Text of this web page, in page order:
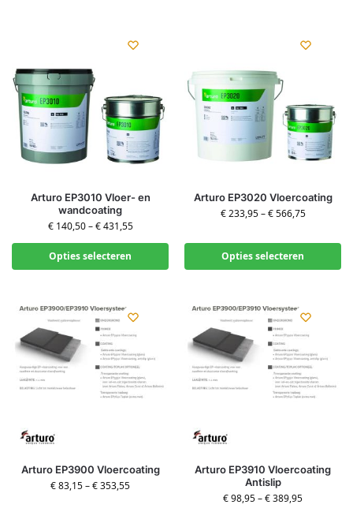
Arturo EP3010 Vloer- en
wandcoating
€140,50–€431,55
Opties selecteren
Arturo EP3020 Vloercoating
€233,95–€566,75
Opties selecteren
Arturo EP3900 Vloercoating
€83,15–€353,55
Arturo EP3910 Vloercoating
Antislip
€98,95–€389,95